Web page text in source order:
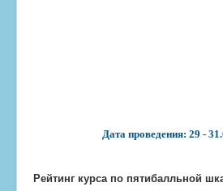
Дата проведения: 29 -
Рейтинг курса по пятибалльной